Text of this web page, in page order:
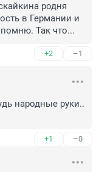
родня
в Германии и
помню. Так что...
+2 –1
народные руки..
+1 –0